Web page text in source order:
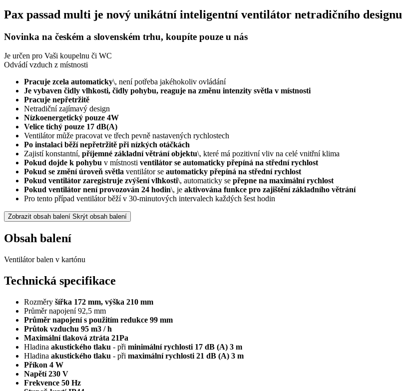
Pax passad multi je nový unikátní inteligentní ventilátor netradičního designu
Novinka na českém a slovenském trhu, koupíte pouze u nás
Je určen pro Vaši koupelnu či WC
Odvádí vzduch z místnosti
Pracuje zcela automaticky\, není potřeba jakéhokoliv ovládání
Je vybaven čidly vlhkosti, čidly pohybu, reaguje na změnu intenzity světla v místnosti
Pracuje nepřetržitě
Netradiční zajímavý design
Nízkoenergetický pouze 4W
Velice tichý pouze 17 dB(A)
Ventilátor může pracovat ve třech pevně nastavených rychlostech
Po instalaci běží nepřetržitě při nízkých otáčkách
Zajistí konstantní, příjemné základní větrání objektu\, které má pozitivní vliv na celé vnitřní klima
Pokud dojde k pohybu v místnosti ventilátor se automaticky přepíná na střední rychlost
Pokud se změní úroveň světla ventilátor se automaticky přepíná na střední rychlost
Pokud ventilátor zaregistruje zvýšení vlhkosti\, automaticky se přepne na maximální rychlost
Pokud ventilátor není provozován 24 hodin\, je aktivována funkce pro zajištění základního větrání
Pro tento případ ventilátor běží v 30-minutových intervalech každých šest hodin
Zobrazit obsah balení Skrýt obsah balení
Obsah balení
Ventilátor balen v kartónu
Technická specifikace
Rozměry šířka 172 mm, výška 210 mm
Průměr napojení 92,5 mm
Průměr napojení s použitím redukce 99 mm
Průtok vzduchu 95 m3 / h
Maximální tlaková ztráta 21Pa
Hladina akustického tlaku - při minimální rychlosti 17 dB (A) 3 m
Hladina akustického tlaku - při maximální rychlosti 21 dB (A) 3 m
Příkon 4 W
Napětí 230 V
Frekvence 50 Hz